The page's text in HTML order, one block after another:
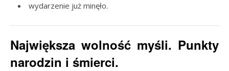
wydarzenie już minęło.
Największa wolność myśli. Punkty
narodzin i śmierci.